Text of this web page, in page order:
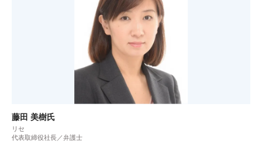
藤田 美樹氏
リセ
代表取締役社長／弁護士